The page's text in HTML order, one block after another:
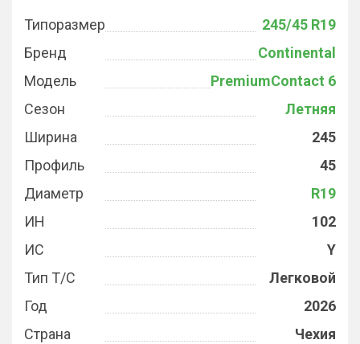
Типоразмер
245/45 R19
Бренд
Continental
Модель
PremiumContact 6
Сезон
Летняя
Ширина
245
Профиль
45
Диаметр
R19
ИН
102
ИС
Y
Тип Т/С
Легковой
Год
2026
Страна
Чехия